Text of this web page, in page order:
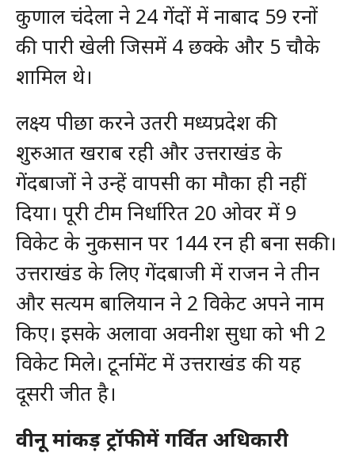
कुणाल चंदेला ने 24 गेंदों में नाबाद 59 रनों
की पारी खेली जिसमें 4 छक्के और 5 चौके
शामिल थे।
लक्ष्य पीछा करने उतरी मध्यप्रदेश की
शुरुआत खराब रही और उत्तराखंड के
गेंदबाजों ने उन्हें वापसी का मौका ही नहीं
दिया। पूरी टीम निर्धारित 20 ओवर में 9
विकेट के नुकसान पर 144 रन ही बना सकी।
उत्तराखंड के लिए गेंदबाजी में राजन ने तीन
और सत्यम बालियान ने 2 विकेट अपने नाम
किए। इसके अलावा अवनीश सुधा को भी 2
विकेट मिले। टूर्नामेंट में उत्तराखंड की यह
दूसरी जीत है।
वीनू मांकड़ ट्रॉफी में गर्वित अधिकारी